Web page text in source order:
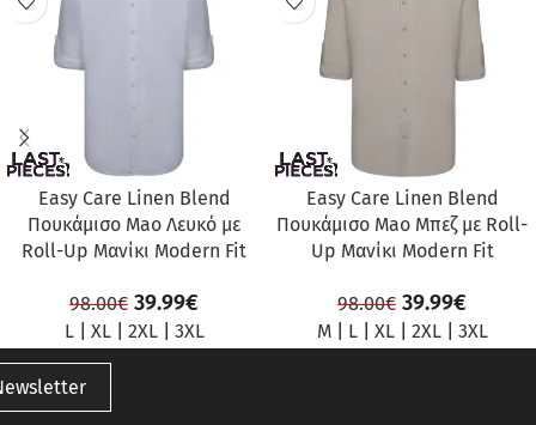
Easy Care Linen Blend
Πουκάμισο Mao Λευκό με
Roll-Up Μανίκι Modern Fit
98.00€ 39.99€
L| XL| 2XL| 3XL
Easy Care Linen Blend
Πουκάμισο Mao Μπεζ με Roll-
Up Μανίκι Modern Fit
98.00€ 39.99€
M| L| XL| 2XL| 3XL